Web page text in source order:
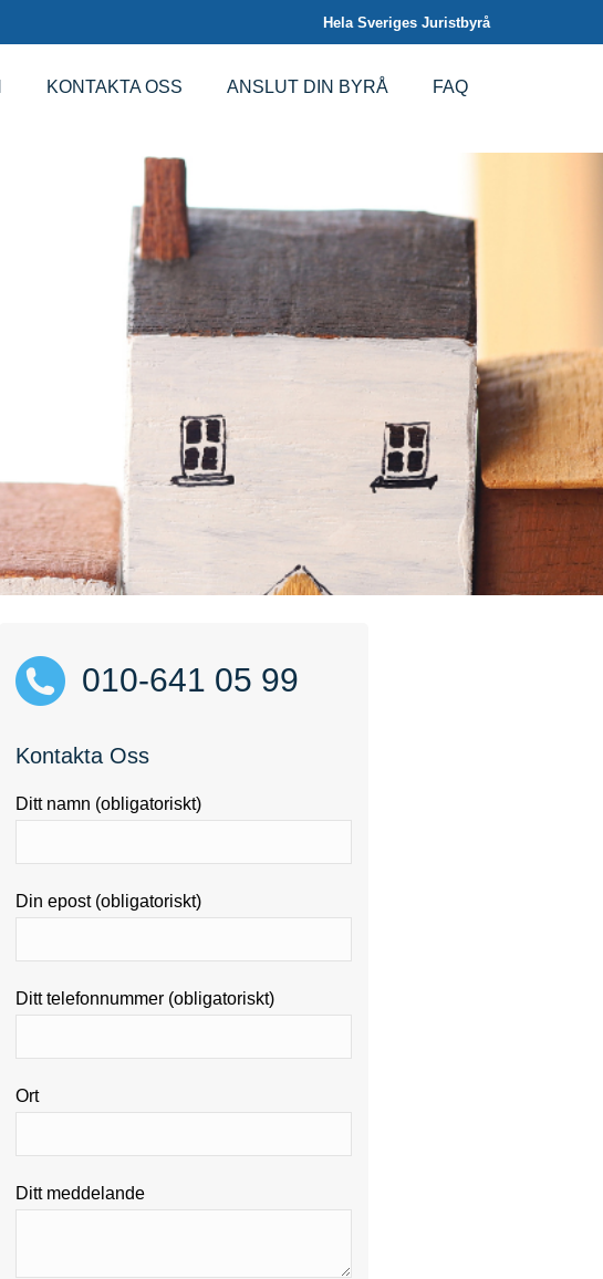
Hela Sveriges Juristbyrå
KONTAKTA OSS ANSLUT DIN BYRÅ FAQ
010-641 05 99
Kontakta Oss
Ditt namn (obligatoriskt)
Din epost (obligatoriskt)
Ditt telefonnummer (obligatoriskt)
Ort
Ditt meddelande